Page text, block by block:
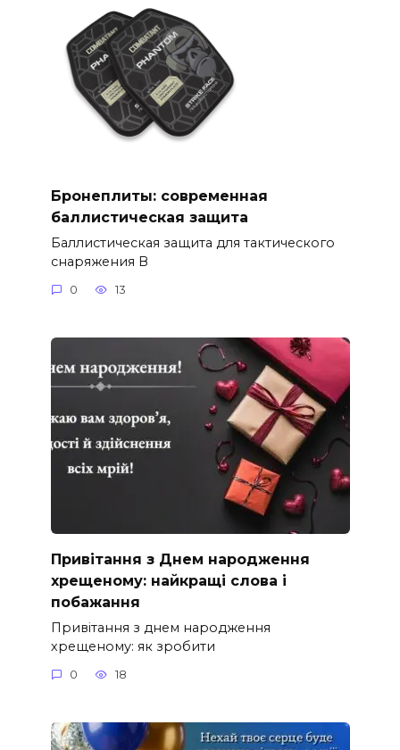
Бронеплиты: современная
баллистическая защита
Баллистическая защита для тактического
снаряжения В
0 13
Привітання з Днем народження
хрещеному: найкращі слова і
побажання
Привітання з днем народження
хрещеному: як зробити
0 18